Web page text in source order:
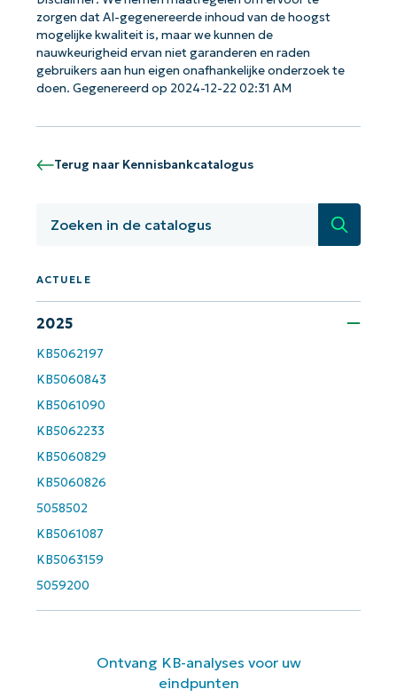
zorgen dat AI-gegenereerde inhoud van de hoogst
mogelijke kwaliteit is, maar we kunnen de
nauwkeurigheid ervan niet garanderen en raden
gebruikers aan hun eigen onafhankelijke onderzoek te
doen. Gegenereerd op 2024-12-22 02:31 AM
Terug naar Kennisbankcatalogus
Zoeken
ACTUELE
2025
KB5062197
KB5060843
KB5061090
KB5062233
KB5060829
KB5060826
5058502
KB5061087
KB5063159
5059200
Ontvang KB-analyses voor uw
eindpunten
Aan de slag met NinjaOne AI-
gestuurde KB-analyses!
and
name*